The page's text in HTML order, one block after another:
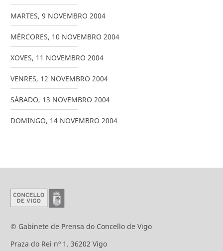
MARTES, 9 NOVEMBRO 2004
MÉRCORES, 10 NOVEMBRO 2004
XOVES, 11 NOVEMBRO 2004
VENRES, 12 NOVEMBRO 2004
SÁBADO, 13 NOVEMBRO 2004
DOMINGO, 14 NOVEMBRO 2004
© Gabinete de Prensa do Concello de Vigo
Praza do Rei nº 1. 36202 Vigo